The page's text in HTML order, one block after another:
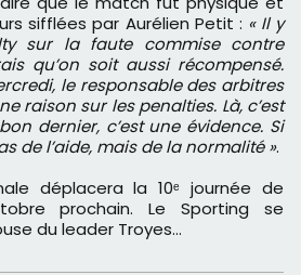
sifflées par Aurélien Petit : « Il y
sur la faute commise contre
qu’on soit aussi récompensé.
le responsable des arbitres
raison sur les penalties. Là, c’est
dernier, c’est une évidence. Si
de l’aide, mais de la normalité ».
déplacera la 10ᵉ journée de
prochain. Le Sporting se
du leader Troyes…